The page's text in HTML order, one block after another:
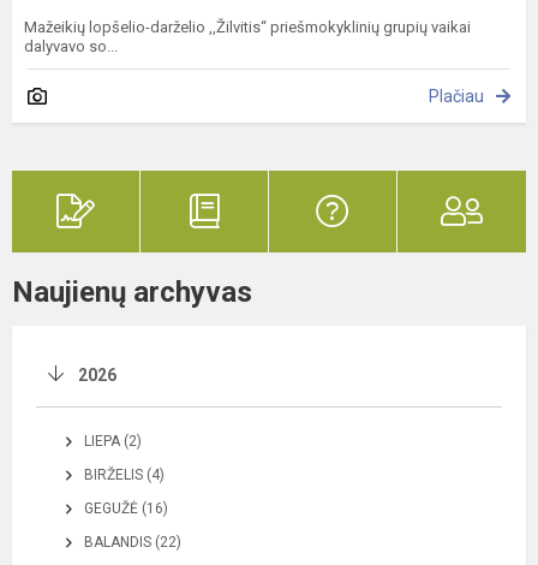
Mažeikių lopšelio-darželio ,,Žilvitis“ priešmokyklinių grupių vaikai
dalyvavo so...
Plačiau
Naujienų archyvas
2026
LIEPA (2)
BIRŽELIS (4)
GEGUŽĖ (16)
BALANDIS (22)